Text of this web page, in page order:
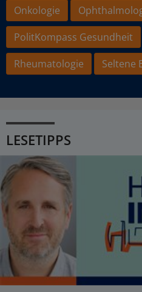
Onkologie
PolitKompass Gesundheit
Rheumatologie
Seltene
LESETIPPS